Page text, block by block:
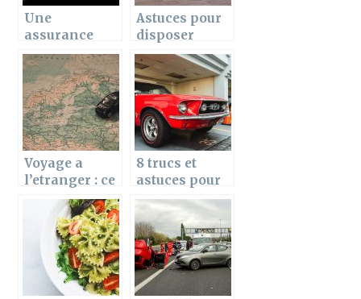
Une
assurance
automobile
doit etre
adaptee a
chaque
conducteur!
Astuces pour
disposer
d’une terrasse
agreable
Voyage a
l’etranger : ce
qu’il faut
savoir pour
assurer son
vehicule
8 trucs et
astuces pour
depanner
d’urgence
votre voiture